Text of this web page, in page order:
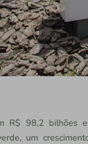
R$ 98,2 bilhões
um